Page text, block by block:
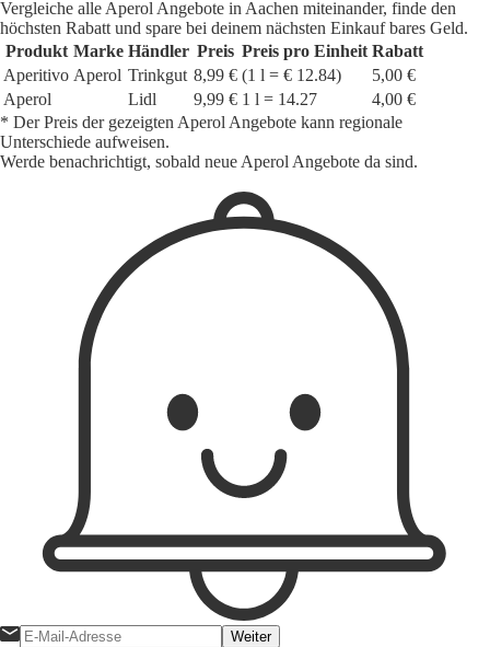
Vergleiche alle Aperol Angebote in Aachen miteinander, finde den
höchsten Rabatt und spare bei deinem nächsten Einkauf bares Geld.
Produkt Marke Händler Preis Preis pro Einheit Rabatt
Aperitivo Aperol Trinkgut 8,99 € (1 l = € 12.84)
5,00 €
Aperol
Lidl 9,99 € 1 l = 14.27
4,00 €
* Der Preis der gezeigten Aperol Angebote kann regionale
Unterschiede aufweisen.
Werde benachrichtigt, sobald neue Aperol Angebote da sind.
Weiter